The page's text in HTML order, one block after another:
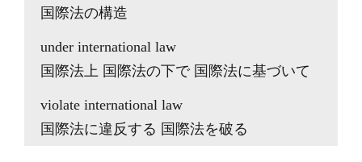
国際法の構造
under international law
国際法上 国際法の下で 国際法に基づいて
violate international law
国際法に違反する 国際法を破る